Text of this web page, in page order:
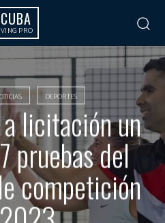
PRO
DEPORTES
a licitación un
pruebas del
competición